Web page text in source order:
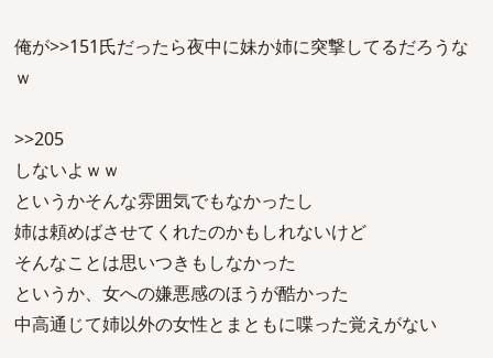
俺が>>151氏だったら夜中に妹か姉に突撃してるだろうな
ｗ
>>205
しないよｗｗ
というかそんな雰囲気でもなかったし
姉は頼めばさせてくれたのかもしれないけど
そんなことは思いつきもしなかった
というか、女への嫌悪感のほうが酷かった
中高通じて姉以外の女性とまともに喋った覚えがない